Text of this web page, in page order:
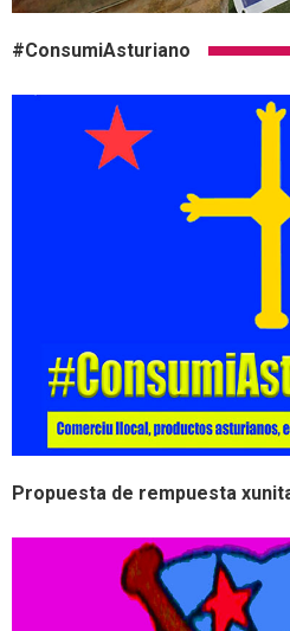
#ConsumiAsturiano
Propuesta de rempuesta